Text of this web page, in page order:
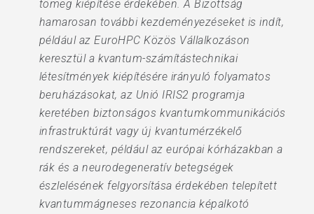
tömeg kiépítése érdekében. A Bizottság
hamarosan további kezdeményezéseket is indít,
például az EuroHPC Közös Vállalkozáson
keresztül a kvantum-számítástechnikai
létesítmények kiépítésére irányuló folyamatos
beruházásokat, az Unió IRIS2 programja
keretében biztonságos kvantumkommunikációs
infrastruktúrát vagy új kvantumérzékelő
rendszereket, például az európai kórházakban a
rák és a neurodegeneratív betegségek
észlelésének felgyorsítása érdekében telepített
kvantummágneses rezonancia képalkotó